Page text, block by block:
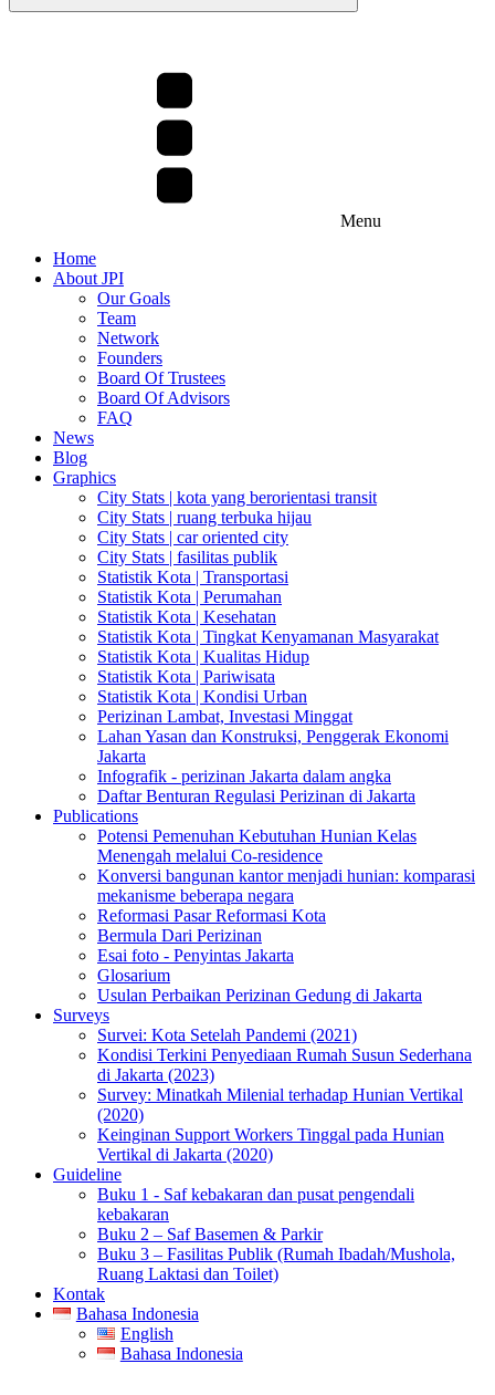
Menu
Home
About JPI
Our Goals
Team
Network
Founders
Board Of Trustees
Board Of Advisors
FAQ
News
Blog
Graphics
City Stats | kota yang berorientasi transit
City Stats | ruang terbuka hijau
City Stats | car oriented city
City Stats | fasilitas publik
Statistik Kota | Transportasi
Statistik Kota | Perumahan
Statistik Kota | Kesehatan
Statistik Kota | Tingkat Kenyamanan Masyarakat
Statistik Kota | Kualitas Hidup
Statistik Kota | Pariwisata
Statistik Kota | Kondisi Urban
Perizinan Lambat, Investasi Minggat
Lahan Yasan dan Konstruksi, Penggerak Ekonomi
Jakarta
Infografik - perizinan Jakarta dalam angka
Daftar Benturan Regulasi Perizinan di Jakarta
Publications
Potensi Pemenuhan Kebutuhan Hunian Kelas
Menengah melalui Co-residence
Konversi bangunan kantor menjadi hunian: komparasi
mekanisme beberapa negara
Reformasi Pasar Reformasi Kota
Bermula Dari Perizinan
Esai foto - Penyintas Jakarta
Glosarium
Usulan Perbaikan Perizinan Gedung di Jakarta
Surveys
Survei: Kota Setelah Pandemi (2021)
Kondisi Terkini Penyediaan Rumah Susun Sederhana
di Jakarta (2023)
Survey: Minatkah Milenial terhadap Hunian Vertikal
(2020)
Keinginan Support Workers Tinggal pada Hunian
Vertikal di Jakarta (2020)
Guideline
Buku 1 - Saf kebakaran dan pusat pengendali
kebakaran
Buku 2 – Saf Basemen & Parkir
Buku 3 – Fasilitas Publik (Rumah Ibadah/Mushola,
Ruang Laktasi dan Toilet)
Kontak
Bahasa Indonesia
English
Bahasa Indonesia